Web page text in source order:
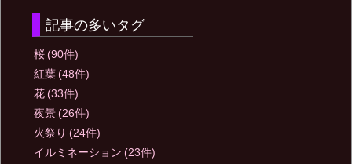
記事の多いタグ
桜 (90件)
紅葉 (48件)
花 (33件)
夜景 (26件)
火祭り (24件)
イルミネーション (23件)